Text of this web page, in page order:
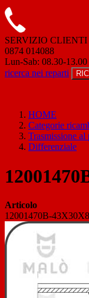
SERVIZIO CLIENTI
0874 014088
Lun-Sab: 08.30-
ricerca nei reparti
HOME
Categorie
Trasmissione al
Differenziale
Articolo
12001470B-